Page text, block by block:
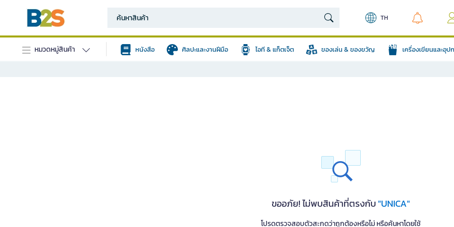
TH
หมวดหมู่สินค้า หนังสือ ศิลปะและงานฝีมือ ไอที & แก็ตเจ็ต ของเล่น & ของขวัญ เครื่องเขียนและอุ
ขออภัย! ไม่พบสินค้าที่ตรงกับ"UNICA"
โปรดตรวจสอบตัวสะกดว่าถูกต้องหรือไม่ หรือค้นหาโดยใช้